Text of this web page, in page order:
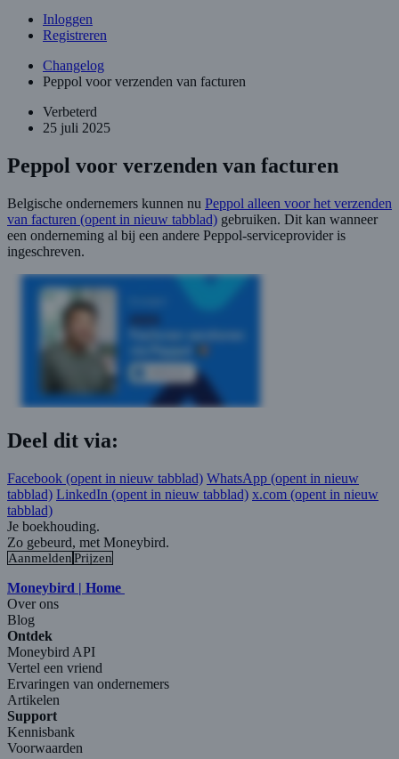
Inloggen
Registreren
Changelog
Peppol voor verzenden van facturen
Verbeterd
25 juli 2025
Peppol voor verzenden van facturen
Belgische ondernemers kunnen nu Peppol alleen voor het verzenden
van facturen (opent in nieuw tabblad) gebruiken. Dit kan wanneer
een onderneming al bij een andere Peppol-serviceprovider is
ingeschreven.
Deel dit via:
Facebook (opent in nieuw tabblad) WhatsApp (opent in nieuw
tabblad) LinkedIn (opent in nieuw tabblad) x.com (opent in nieuw
tabblad)